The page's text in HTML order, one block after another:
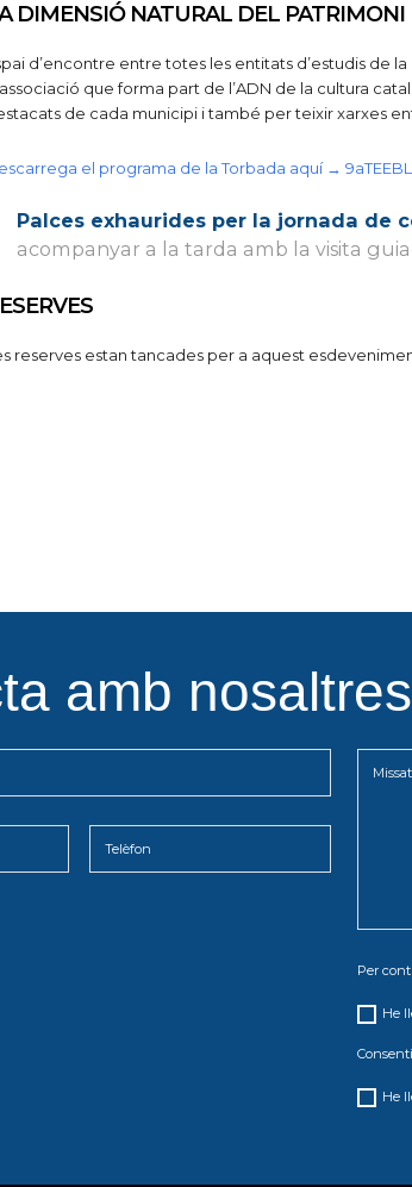
DIMENSIÓ NATURAL DEL
d’encontre entre totes les entitats d’estudis de
que forma part de l’ADN de la cultura
de cada municipi i també per teixir xarxes
el programa de la Torbada aquí →
Palces exhaurides per la jornada de
acompanyar a la tarda amb la visita
reserves estan tancades per a aquest
amb nosaltres
Per
He
He